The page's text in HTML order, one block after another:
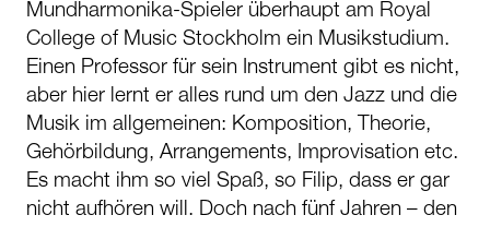
Mundharmonika-Spieler überhaupt am Royal
College of Music Stockholm ein Musikstudium.
Einen Professor für sein Instrument gibt es nicht,
aber hier lernt er alles rund um den Jazz und die
Musik im allgemeinen: Komposition, Theorie,
Gehörbildung, Arrangements, Improvisation etc.
Es macht ihm so viel Spaß, so Filip, dass er gar
nicht aufhören will. Doch nach fünf Jahren – den